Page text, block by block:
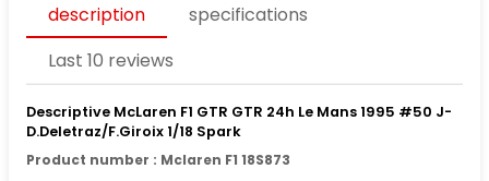
description
specifications
Last 10 reviews
Descriptive McLaren F1 GTR GTR 24h Le Mans 1995 #50 J-
D.Deletraz/F.Giroix 1/18 Spark
Product number : Mclaren F1 18S873